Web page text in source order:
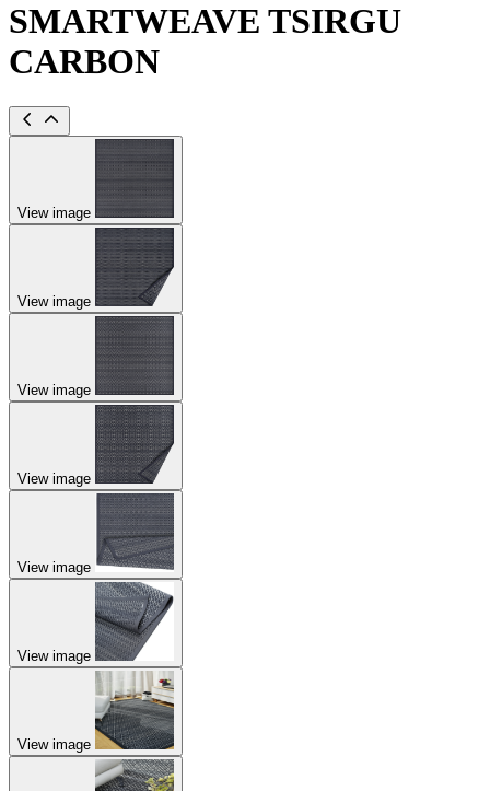
SMARTWEAVE TSIRGU
CARBON
View image
View image
View image
View image
View image
View image
View image